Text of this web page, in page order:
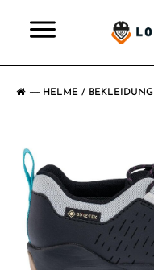
HELME / BEKLEIDUNG